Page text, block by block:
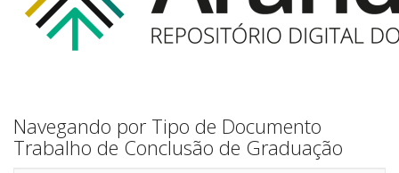
Navegando por Tipo de Documento
Trabalho de Conclusão de Graduação